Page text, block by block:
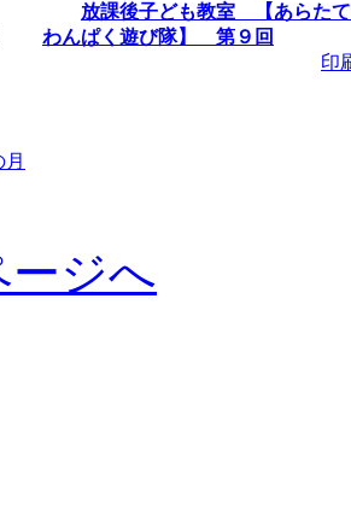
放課後子ども教室 【あらたて
わんぱく遊び隊】 第９回
印
ージへ